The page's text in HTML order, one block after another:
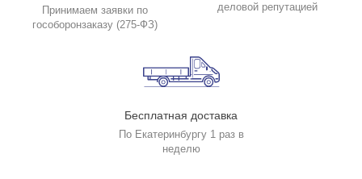
Принимаем заявки по
гособоронзаказу (275-ФЗ)
деловой репутацией
Бесплатная доставка
По Екатеринбургу 1 раз в
неделю